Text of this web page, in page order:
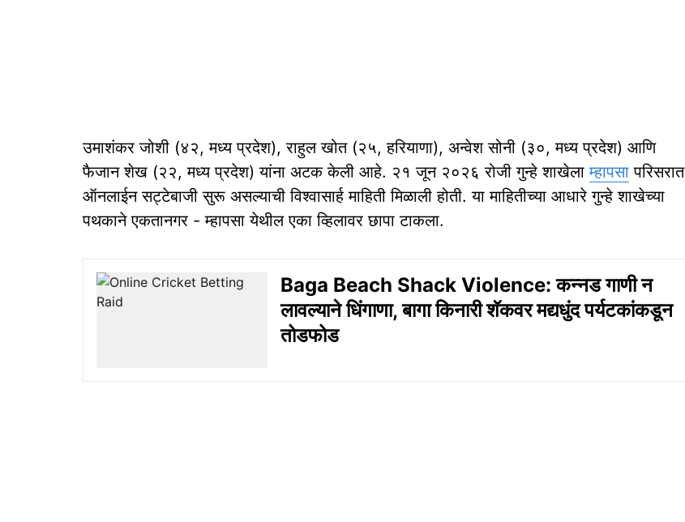
उमाशंकर जोशी (४२, मध्य प्रदेश), राहुल खोत (२५, हरियाणा), अन्वेश सोनी (३०, मध्य प्रदेश) आणि
फैजान शेख (२२, मध्य प्रदेश) यांना अटक केली आहे. २१ जून २०२६ रोजी गुन्हे शाखेलाम्हापसा परिसरात
ऑनलाईन सट्टेबाजी सुरू असल्याची विश्वासार्ह माहिती मिळाली होती. या माहितीच्या आधारे गुन्हे शाखेच्या
पथकाने एकतानगर - म्हापसा येथील एका व्हिलावर छापा टाकला.
Baga Beach Shack Violence: कन्नड गाणी न
लावल्याने धिंगाणा, बागा किनारी शॅकवर मद्यधुंद पर्यटकांकडून
तोडफोड